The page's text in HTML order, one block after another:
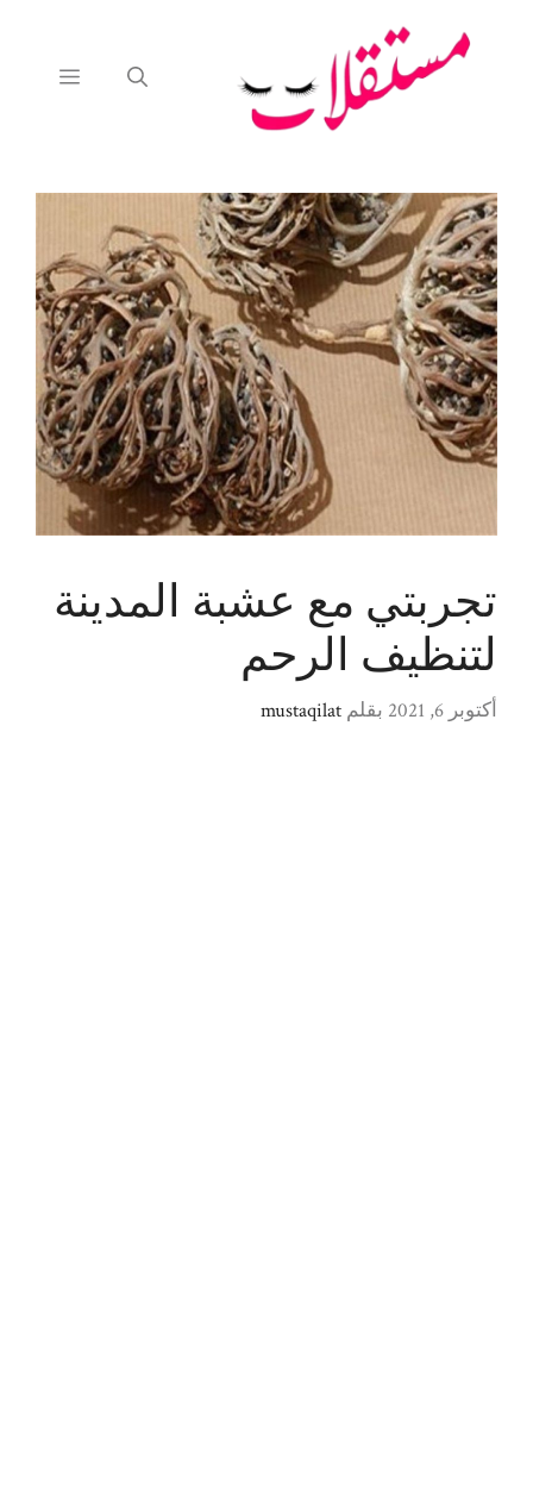
القائمة
تجربتي مع عشبة المدينة
لتنظيف الرحم
أكتوبر 6, 2021 بقلم mustaqilat